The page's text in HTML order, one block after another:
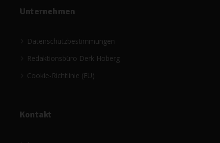
Unternehmen
Datenschutzbestimmungen
Redaktionsbüro Derk Hoberg
Cookie-Richtlinie (EU)
Kontakt